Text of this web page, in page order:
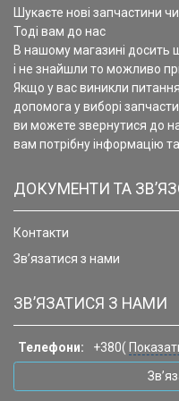
Шукаєте нові запчастини
Тоді вам до нас
В нашому магазині досить
і не знайшли то можливо
Якщо у вас виникли
допомога у виборі
ви можете звернутися до
вам потрібну інформацію
ДОКУМЕНТИ ТА
Контакти
Зв’язатися з нами
ЗВ’ЯЗАТИСЯ З НАМИ
Телефони: +380(